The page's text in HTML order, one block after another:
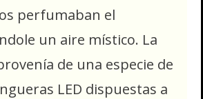
perfumaban el
un aire místico. La
de una especie de
LED dispuestas a